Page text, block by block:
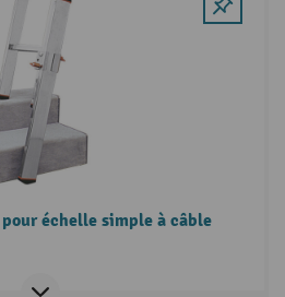
échelle simple à câble